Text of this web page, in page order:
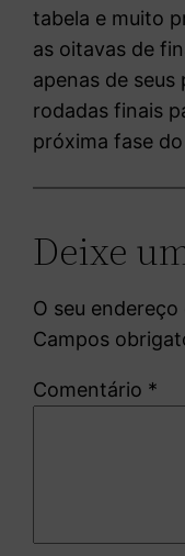
tabela e muito
as oitavas de
apenas de
rodadas finais
próxima fase
Deixe
O seu
Campos
Comentário *